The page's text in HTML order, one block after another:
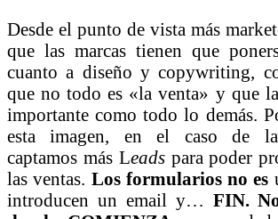
Desde el punto de vista más
que las marcas tienen que
cuanto a diseño y copywriting,
que no todo es «la venta» y que
importante como todo lo demás.
esta imagen, en el caso de
captamos más Leadspara poder
las ventas. Los formularios no es
introducen un email y… FIN.